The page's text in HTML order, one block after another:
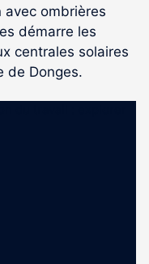
avec ombrières
démarre les
centrales solaires
de Donges.